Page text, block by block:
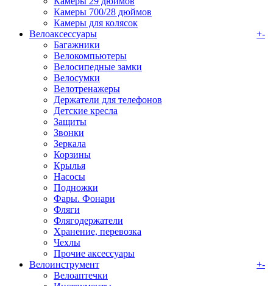
Камеры 700/28 дюймов
Камеры для колясок
Велоаксессуары
+-
Багажники
Велокомпьютеры
Велосипедные замки
Велосумки
Велотренажеры
Держатели для телефонов
Детские кресла
Защиты
Звонки
Зеркала
Корзины
Крылья
Насосы
Подножки
Фары. Фонари
Фляги
Флягодержатели
Хранение, перевозка
Чехлы
Прочие аксессуары
Велоинструмент
+-
Велоаптечки